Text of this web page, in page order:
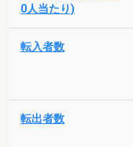
0人当たり)
転入者数
転出者数